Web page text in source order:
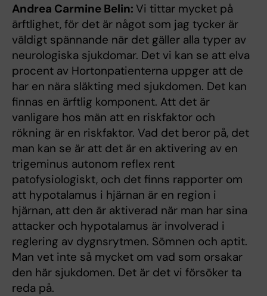
Andrea Carmine Belin: Vi tittar mycket på
ärftlighet, för det är något som jag tycker är
väldigt spännande när det gäller alla typer av
neurologiska sjukdomar. Det vi kan se att elva
procent av Hortonpatienterna uppger att de
har en nära släkting med sjukdomen. Det kan
finnas en ärftlig komponent. Att det är
vanligare hos män att en riskfaktor och
rökning är en riskfaktor. Vad det beror på, det
man kan se är att det är en aktivering av en
trigeminus autonom reflex rent
patofysiologiskt, och det finns rapporter om
att hypotalamus i hjärnan är en region i
hjärnan, att den är aktiverad när man har sina
attacker och hypotalamus är involverad i
reglering av dygnsrytmen. Sömnen och aptit.
Man vet inte så mycket om vad som orsakar
den här sjukdomen. Det är det vi försöker ta
reda på.